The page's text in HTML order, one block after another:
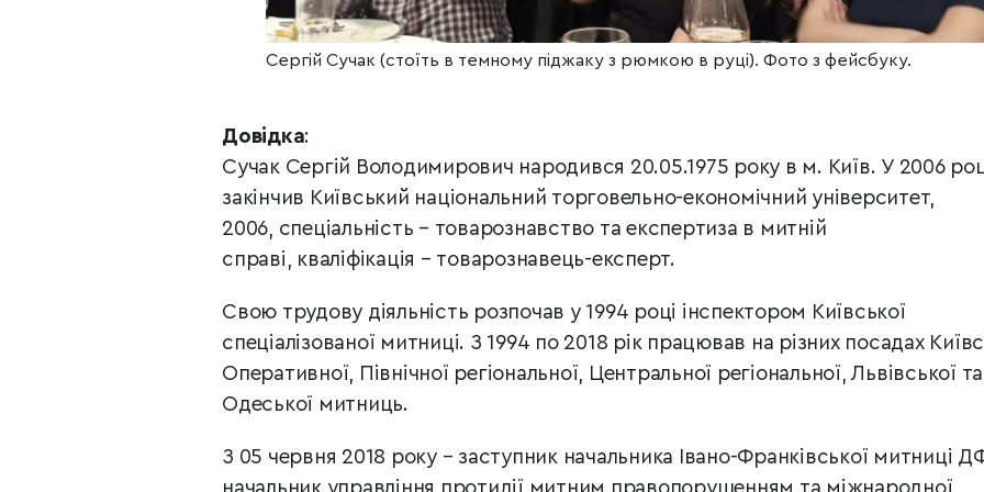
Сергій Сучак (стоїть в темному піджаку з рюмкою в руці). Фото з фейсбуку.
Довідка:
Сучак Сергій Володимирович народився 20.05.1975 року в м. Київ. У 2006
закінчив Київський національний торговельно-економічний університет,
2006, спеціальність – товарознавство та експертиза в митній
справі, кваліфікація – товарознавець-експерт.
Свою трудову діяльність розпочав у 1994 році інспектором Київської
спеціалізованої митниці. З 1994 по 2018 рік працював на різних посадах
Оперативної, Північної регіональної, Центральної регіональної, Львівської та
Одеської митниць.
З 05 червня 2018 року – заступник начальника Івано-Франківської митниці